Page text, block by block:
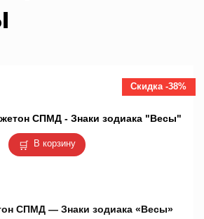
В корзину
Скидка -38%
СПМД — Знаки зодиака «Весы»